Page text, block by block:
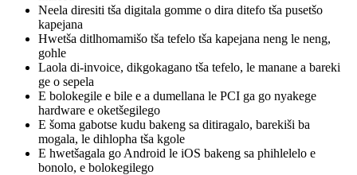
Neela diresiti tša digitala gomme o dira ditefo tša pusetšo
kapejana
Hwetša ditlhomamišo tša tefelo tša kapejana neng le neng,
gohle
Laola di-invoice, dikgokagano tša tefelo, le manane a bareki
ge o sepela
E bolokegile e bile e a dumellana le PCI ga go nyakege
hardware e oketšegilego
E šoma gabotse kudu bakeng sa ditiragalo, barekiši ba
mogala, le dihlopha tša kgole
E hwetšagala go Android le iOS bakeng sa phihlelelo e
bonolo, e bolokegilego